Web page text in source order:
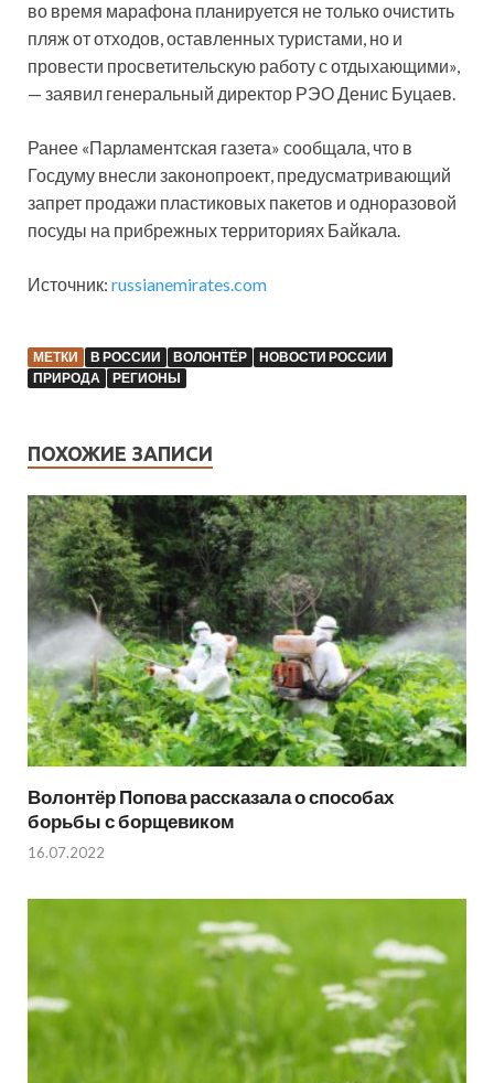
во время марафона планируется не только очистить
пляж от отходов, оставленных туристами, но и
провести просветительскую работу с отдыхающими»,
— заявил генеральный директор РЭО Денис Буцаев.
Ранее «Парламентская газета» сообщала, что в
Госдуму внесли законопроект, предусматривающий
запрет продажи пластиковых пакетов и одноразовой
посуды на прибрежных территориях Байкала.
Источник: russianemirates.com
МЕТКИ В РОССИИ ВОЛОНТЁР
НОВОСТИ РОССИИ
ПРИРОДА
РЕГИОНЫ
ПОХОЖИЕ ЗАПИСИ
Волонтёр Попова рассказала о способах
борьбы с борщевиком
16.07.2022